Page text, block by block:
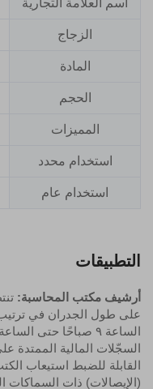
الزجاج
المادة
الحجم
المميزات
استخدام محدد
استخدام عام
التطبيقات
أرشيف مكتب المحاسبة:
على طول الجدران في
السجّلات المالية
القابلة للضبط استيعاب
(الإيصالات) ذات السماكات